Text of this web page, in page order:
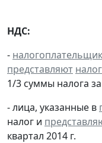
НДС:
-
представляют
1/3 суммы налога за
- лица, указанные в
налог и
квартал 2014 г.